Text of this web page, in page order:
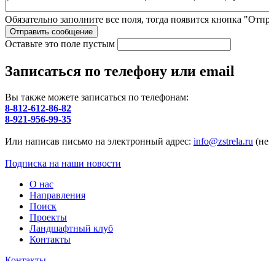
Обязательно заполните все поля, тогда появится кнопка
Оставьте это поле пустым
Записаться по телефону или email
Вы также можете записаться по телефонам:
8-812-612-86-82
8-921-956-99-35
Или написав письмо на электронный адрес: info@zstrela.ru
Подписка на наши новости
О нас
Направления
Поиск
Проекты
Ландшафтный клуб
Контакты